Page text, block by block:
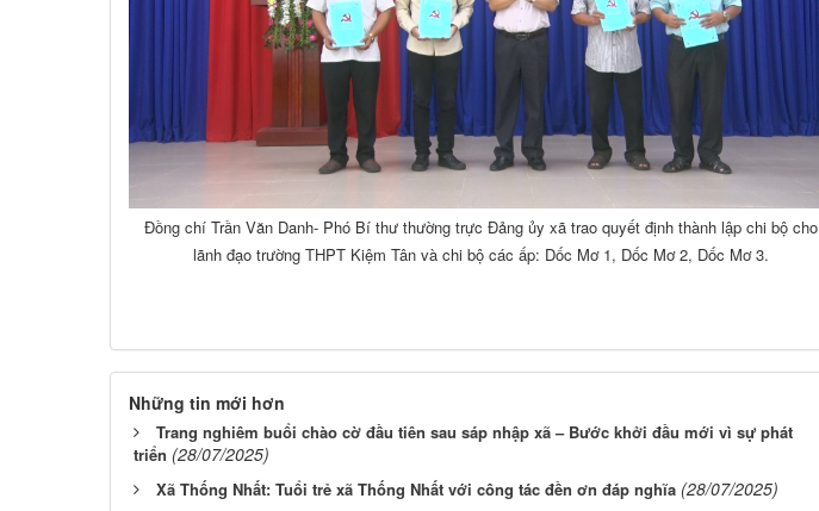
Đồng chí Trần Văn Danh- Phó Bí thư thường trực Đảng ủy xã trao quyết định thành lập chi bộ cho
lãnh đạo trường THPT Kiệm Tân và chi bộ các ấp: Dốc Mơ 1, Dốc Mơ 2, Dốc Mơ 3.
Những tin mới hơn
Trang nghiêm buổi chào cờ đầu tiên sau sáp nhập xã – Bước khởi đầu mới vì sự phát
triển (28/07/2025)
Xã Thống Nhất: Tuổi trẻ xã Thống Nhất với công tác đền ơn đáp nghĩa (28/07/2025)